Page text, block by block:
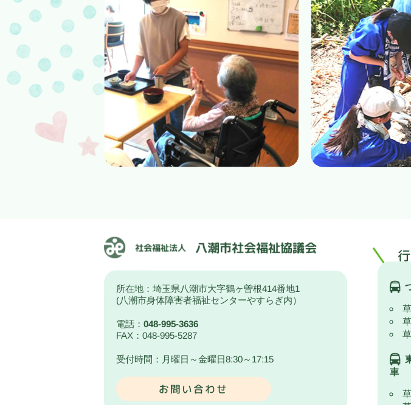
所在地：埼玉県八潮市大字鶴ヶ曽根414番地1
(八潮市身体障害者福祉センターやすらぎ内）
電話：048-995-3636
FAX：048-995-5287
受付時間：月曜日～金曜日8:30～17:15
お問い合わせ
車